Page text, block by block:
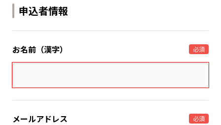
申込者情報
お名前（漢字） 必須
メールアドレス 必須